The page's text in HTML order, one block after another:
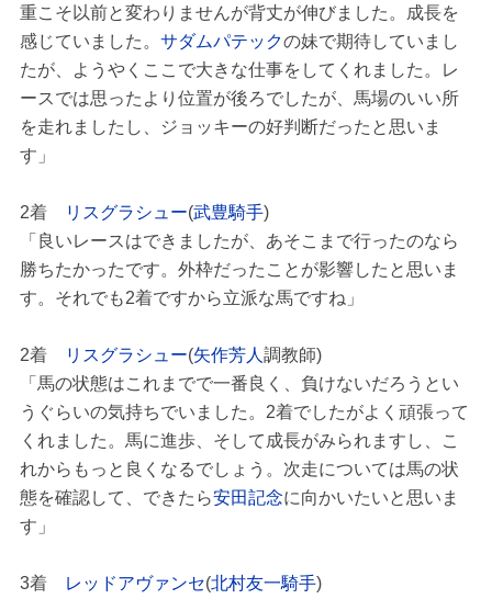
重こそ以前と変わりませんが背丈が伸びました。成長を
感じていました。 サダムパテックの妹で期待していまし
たが、ようやくここで大きな仕事をしてくれました。レ
ースでは思ったより位置が後ろでしたが、馬場のいい所
を走れましたし、ジョッキーの好判断だったと思いま
す」
2着 リスグラシュー(武豊騎手)
「良いレースはできましたが、あそこまで行ったのなら
勝ちたかったです。外枠だったことが影響したと思いま
す。それでも2着ですから立派な馬ですね」
2着 リスグラシュー(矢作芳人 調教師)
「馬の状態はこれまでで一番良く、負けないだろうとい
うぐらいの気持ちでいました。2着でしたがよく頑張って
くれました。馬に進歩、そして成長がみられますし、こ
れからもっと良くなるでしょう。次走については馬の状
態を確認して、できたら安田記念に向かいたいと思いま
す」
3着 レッドアヴァンセ(北村友一騎手)